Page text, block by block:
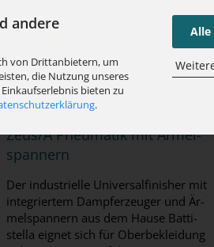
andere
von Drittanbietern, um
die Nutzung unseres
bieten zu
.
Alle
BAT­TI­STEL­LA Uni­ver­sal­fi­nis­her
Zeus/A Pneu­ma­tik mit Är­mel­
span­nern
Der in­dus­tri­el­le Uni­ver­sal­fi­nis­her mit
in­te­grier­tem Dampf­erzeu­ger und Är­
mel­span­nern aus dem Hause Bat­ti­
stel­la eig­net sich für Ober­be­klei­dung